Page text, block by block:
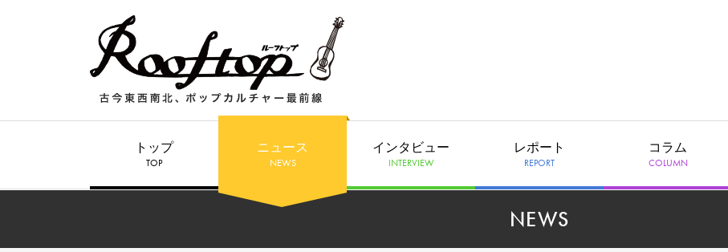
トップ
TOP
ニュース
NEWS
インタビュー
INTERVIEW
レポート
REPORT
コラム
COLUMN
NEWS